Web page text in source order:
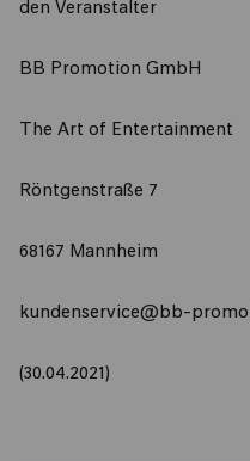
den Veranstalter
BB Promotion GmbH
The Art of Entertainment
Röntgenstraße 7
68167 Mannheim
kundenservice@bb-
(30.04.2021)